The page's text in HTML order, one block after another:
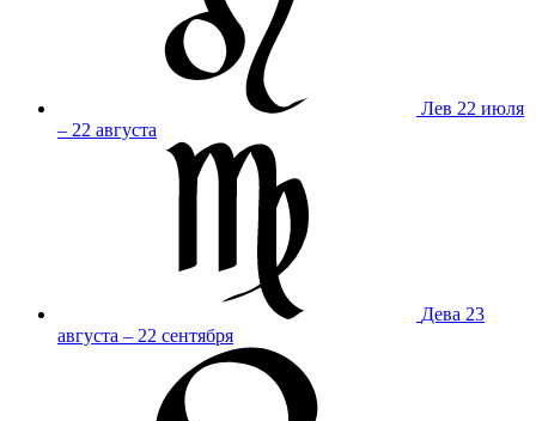
Лев 22 июля
– 22 августа
Дева 23
августа – 22 сентября